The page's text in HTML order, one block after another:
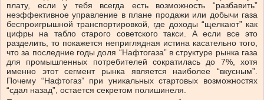
плату, если у тебя всегда есть возможность “разбавить”
неэффективное управление в плане продажи или добычи газа
беспроигрышной транспортировкой, где доходы “щелкают” как
цифры на табло старого советского такси. А если все это
разделить, то покажется неприглядная истина касательно того,
что за последние годы доля “Нафтогаза” в структуре рынка газа
для промышленных потребителей сократилась до 7%, хотя
именно этот сегмент рынка является наиболее “вкусным”.
Почему “Нафтогаз” при уникальных стартовых возможностях
“сдал назад”, остается секретом полишинеля.